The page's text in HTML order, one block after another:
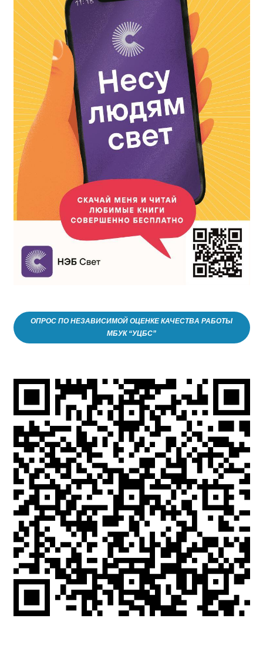
ОПРОС ПО НЕЗАВИСИМОЙ ОЦЕНКЕ КАЧЕСТВА РАБОТЫ
МБУК “УЦБС”